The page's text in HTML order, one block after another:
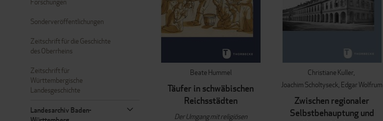
Beate Hummel
Täufer in schwäbischen
Reichsstädten
Der Umgang mit religiösen
Christiane Kuller
Joachim Scholtyseck Edgar Wolfrum
Zwischen regionaler
Selbstbehauptung und
Sonderveröffentlichungen
Zeitschrift für die Geschichte
des Oberrheins
Zeitschrift für
Württembergische
Landesgeschichte
Landesarchiv Baden-